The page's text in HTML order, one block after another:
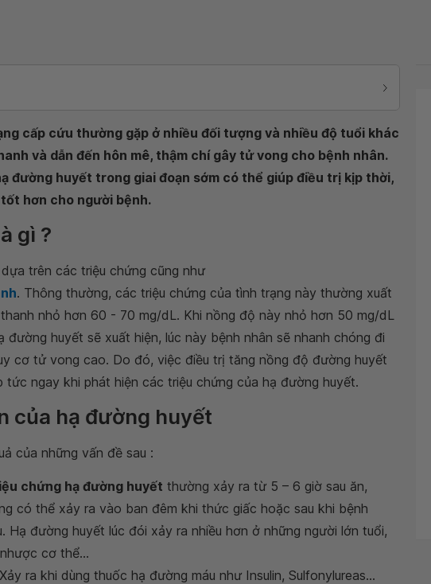
cấp cứu thường gặp ở nhiều đối tượng và nhiều độ tuổi khác
và dẫn đến hôn mê, thậm chí gây tử vong cho bệnh nhân.
đường huyết trong giai đoạn sớm có thể giúp điều trị kịp thời,
hơn cho người bệnh.
gì ?
trên các triệu chứng cũng như
. Thông thường, các triệu chứng của tình trạng này thường xuất
nhỏ hơn 60 - 70 mg/dL. Khi nồng độ này nhỏ hơn 50 mg/dL
đường huyết sẽ xuất hiện, lúc này bệnh nhân sẽ nhanh chóng đi
cơ tử vong cao. Do đó, việc điều trị tăng nồng độ đường huyết
tức ngay khi phát hiện các triệu chứng của hạ đường huyết.
của hạ đường huyết
của những vấn đề sau :
chứng hạ đường huyết thường xảy ra từ 5 – 6 giờ sau ăn,
có thể xảy ra vào ban đêm khi thức giấc hoặc sau khi bệnh
Hạ đường huyết lúc đói xảy ra nhiều hơn ở những người lớn tuổi,
cơ thể...
ra khi dùng thuốc hạ đường máu như Insulin, Sulfonylureas...